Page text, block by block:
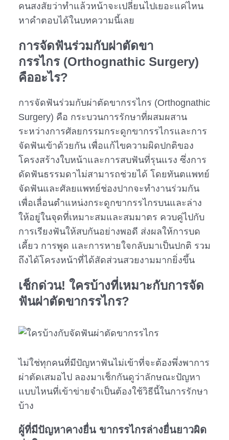
คนสงสัยว่าทำแล้วหน้าจะเปลี่ยนไปเยอะแค่ไหน
หาคำตอบได้ในบทความนี้เลย
การจัดฟันร่วมกับผ่าตัดขา
กรรไกร(Orthognathic Surgery)
คืออะไร?
การจัดฟันร่วมกับผ่าตัดขากรรไกร (Orthognathic
Surgery) คือ กระบวนการรักษาที่ผสมผสาน
ระหว่างการศัลยกรรมกระดูกขากรรไกรและการ
จัดฟันเข้าด้วยกัน เพื่อแก้ไขความผิดปกติของ
โครงสร้างใบหน้าและการสบฟันที่รุนแรง ซึ่งการ
ดัดฟันธรรมดาไม่สามารถช่วยได้ โดยทันตแพทย์
จัดฟันและศัลยแพทย์ช่องปากจะทำงานร่วมกัน
เพื่อเลื่อนตำแหน่งกระดูกขากรรไกรบนและล่าง
ให้อยู่ในจุดที่เหมาะสมและสมมาตร ควบคู่ไปกับ
การเรียงฟันให้สบกันอย่างพอดี ส่งผลให้การบด
เคี้ยว การพูด และการหายใจกลับมาเป็นปกติ รวม
ถึงได้โครงหน้าที่ได้สัดส่วนสวยงามมากยิ่งขึ้น
เช็กด่วน! ใครบ้างที่เหมาะกับการจัด
ฟันผ่าตัดขากรรไกร?
ไม่ใช่ทุกคนที่มีปัญหาฟันไม่เข้าที่จะต้องพึ่งพาการ
ผ่าตัดเสมอไป ลองมาเช็กกันดูว่าลักษณะปัญหา
แบบไหนที่เข้าข่ายจำเป็นต้องใช้วิธีนี้ในการรักษา
บ้าง
ผู้ที่มีปัญหาคางยื่น ขากรรไกรล่างยื่นยาวผิด